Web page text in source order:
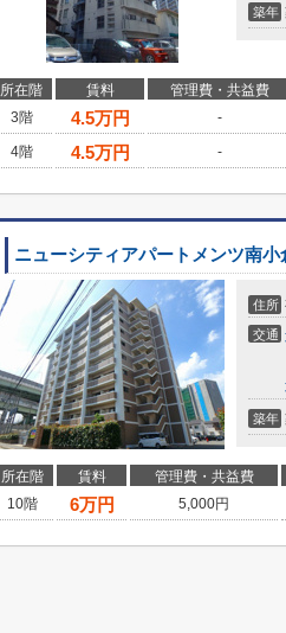
築年
所在階 賃料 管理費・共益費
3階
4.5万円 -
4階
4.5万円 -
ニューシティアパートメンツ南小
住所
交通
築年
所在階 賃料 管理費・共益費
10階
6万円 5,000円